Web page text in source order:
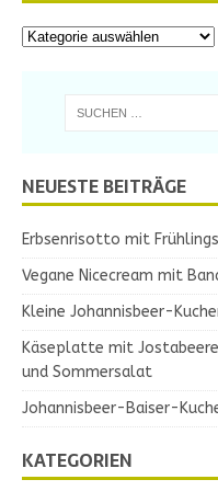
NEUESTE BEITRÄGE
Erbsenrisotto mit
Vegane Nicecream mit
Kleine Johannisbeer-
Käseplatte mit
und Sommersalat
Johannisbeer-Baiser-
KATEGORIEN